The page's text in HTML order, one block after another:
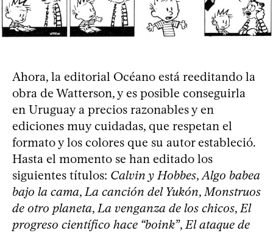
Ahora, la editorial Océano está reeditando la
obra de Watterson, y es posible conseguirla
en Uruguay a precios razonables y en
ediciones muy cuidadas, que respetan el
formato y los colores que su autor estableció.
Hasta el momento se han editado los
siguientes títulos: Calvin y Hobbes,Algo babea
bajo la cama,La canción del Yukón,Monstruos
de otro planeta,La venganza de los chicos,El
progreso científico hace “boink”,El ataque de